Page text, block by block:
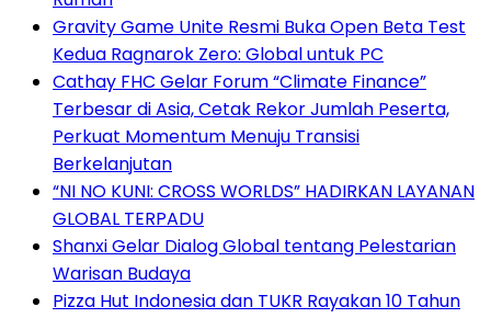
Gravity Game Unite Resmi Buka Open Beta Test
Kedua Ragnarok Zero: Global untuk PC
Cathay FHC Gelar Forum “Climate Finance”
Terbesar di Asia, Cetak Rekor Jumlah Peserta,
Perkuat Momentum Menuju Transisi
Berkelanjutan
“NI NO KUNI: CROSS WORLDS” HADIRKAN LAYANAN
GLOBAL TERPADU
Shanxi Gelar Dialog Global tentang Pelestarian
Warisan Budaya
Pizza Hut Indonesia dan TUKR Rayakan 10 Tahun